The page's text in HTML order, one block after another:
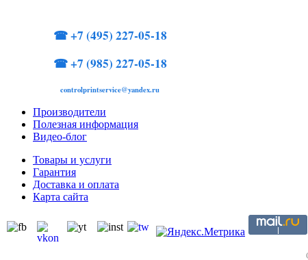
☎+7 (495) 227-05-18
☎+7 (985) 227-05-18
controlprintservice@yandex.ru
Производители
Полезная информация
Видео-блог
Товары и услуги
Гарантия
Доставка и оплата
Карта сайта